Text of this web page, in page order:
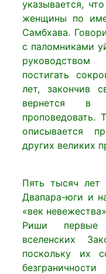
указывается,
женщины по
Самбхава.
с паломниками
постигать
лет, закончив
вернется в
проповедовать.
описывается
других великих
Пять тысяч лет
Двапара-юги и
«век
Риши первые
вселенских
поскольку их